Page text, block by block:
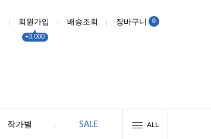
회원가입
+3,000
배송조회 장바구니 0
작가별 SALE ALL